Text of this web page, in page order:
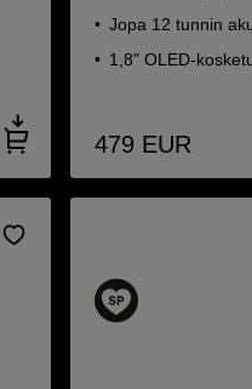
Jopa 12 tunnin
1,8" OLED-
479 EUR